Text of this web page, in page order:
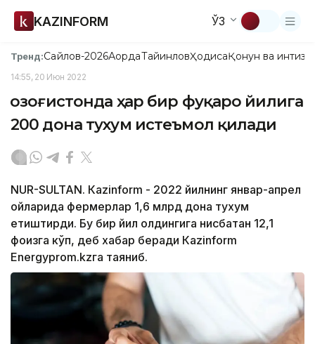
KAZINFORM ЎЗ
Тренд:Сайлов-2026АқордаТайинловҲодисаҚонун ва
14:55, 20 Июн 2022
Қозоғистонда ҳар бир фуқаро йилига
200 дона тухум истеъмол қилади
NUR-SULTAN. Кazinform - 2022 йилнинг январ-апрел
ойларида фермерлар 1,6 млрд дона тухум
етиштирди. Бу бир йил олдингига нисбатан 12,1
фоизга кўп, деб хабар беради Кazinform
Energyprom.kzга таяниб.